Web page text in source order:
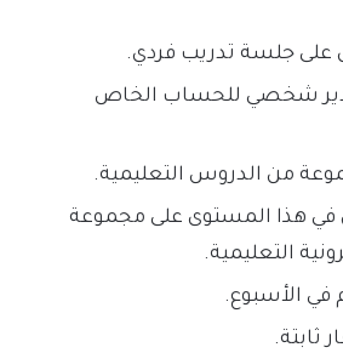
على جلسة تدريب فردي.
شخصي للحساب الخاص
من الدروس التعليمية.
في هذا المستوى على مجموعة
التعليمية.
ثابتة.